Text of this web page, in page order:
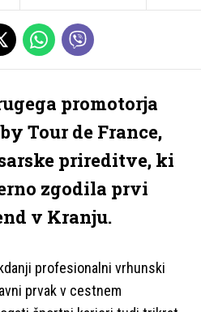
promotorja
Tour de France,
prireditve, ki
zgodila prvi
v Kranju.
profesionalni vrhunski
prvak v cestnem